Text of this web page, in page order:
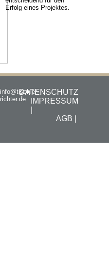
Erfolg eines Projektes.
info@tischler-
richter.de
DATENSCHUTZ
IMPRESSUM
AGB |